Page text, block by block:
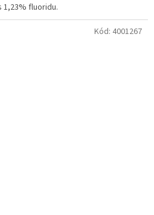
1,23% fluoridu.
Kód: 4001267